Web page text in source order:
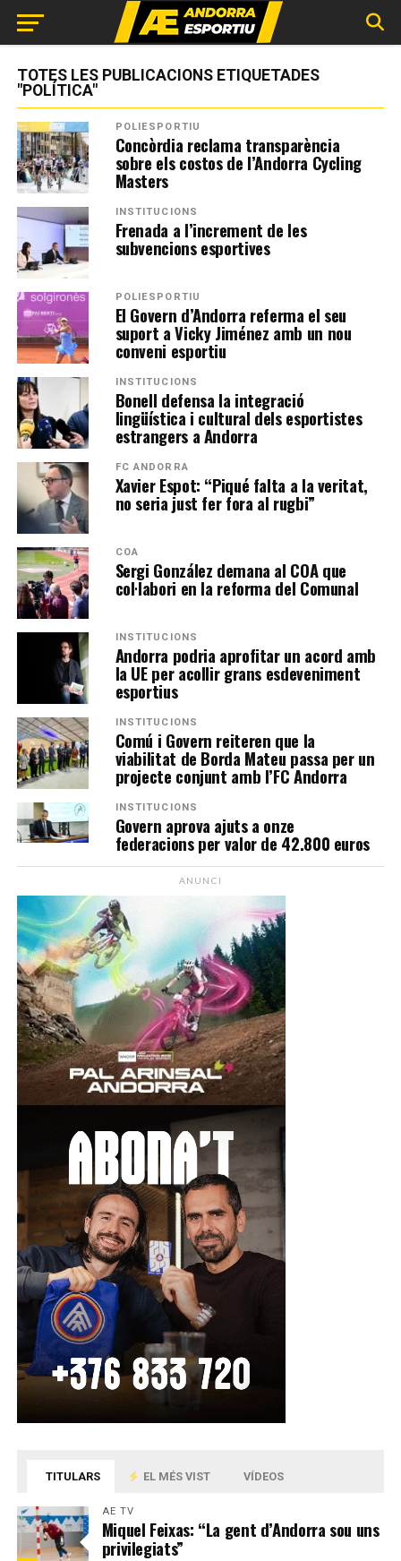
TOTES LES PUBLICACIONS ETIQUETADES
"POLÍTICA"
POLIESPORTIU
Concòrdia reclama transparència
sobre els costos de l’Andorra Cycling
Masters
INSTITUCIONS
Frenada a l’increment de les
subvencions esportives
POLIESPORTIU
El Govern d’Andorra referma el seu
suport a Vicky Jiménez amb un nou
conveni esportiu
INSTITUCIONS
Bonell defensa la integració
lingüística i cultural dels esportistes
estrangers a Andorra
FC ANDORRA
Xavier Espot: “Piqué falta a la veritat,
no seria just fer fora al rugbi”
COA
Sergi González demana al COA que
col·labori en la reforma del Comunal
INSTITUCIONS
Andorra podria aprofitar un acord amb
la UE per acollir grans esdeveniment
esportius
INSTITUCIONS
Comú i Govern reiteren que la
viabilitat de Borda Mateu passa per un
projecte conjunt amb l’FC Andorra
INSTITUCIONS
Govern aprova ajuts a onze
federacions per valor de 42.800 euros
ANUNCI
TITULARS EL MÉS VIST VÍDEOS
AE TV
Miquel Feixas: “La gent d’Andorra sou uns
privilegiats”